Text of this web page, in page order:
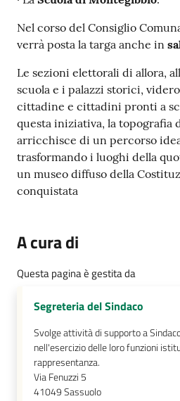
Nel corso del Consiglio
verrà posta la targa anche in
Le sezioni elettorali di allora,
scuola e i palazzi storici,
cittadine e cittadini pronti a
questa iniziativa, la topografia
arricchisce di un percorso
trasformando i luoghi della
un museo diffuso della
conquistata
A cura di
Questa pagina è gestita da
Segreteria del Sindaco
Svolge attività di supporto a
nell'esercizio delle loro funzioni
rappresentanza.
Via Fenuzzi 5
41049Sassuolo